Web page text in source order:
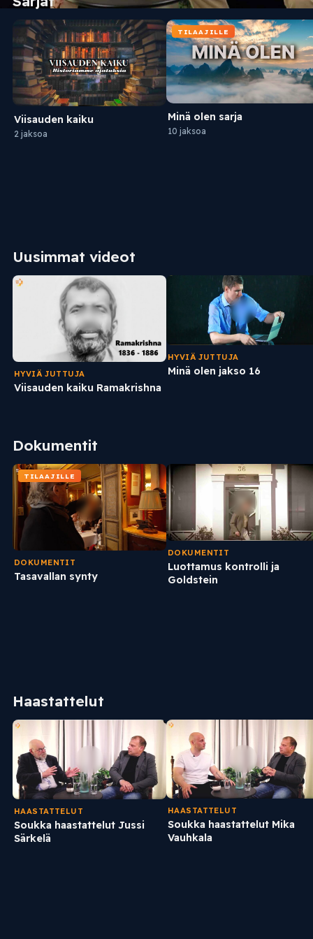
Viisauden kaiku
2 jaksoa
TILAAJILLE
Minä olen sarja
10 jaksoa
Uusimmat videot
HYVIÄ JUTTUJA
Viisauden kaiku Ramakrishna
HYVIÄ JUTTUJA
Minä olen jakso 16
Dokumentit
TILAAJILLE
DOKUMENTIT
Tasavallan synty
DOKUMENTIT
Luottamus kontrolli ja
Goldstein
Haastattelut
HAASTATTELUT
Soukka haastattelut Jussi
Särkelä
HAASTATTELUT
Soukka haastattelut Mika
Vauhkala